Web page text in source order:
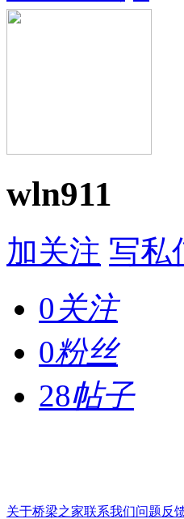
wln911
加关注 写私
0关注
0粉丝
28帖子
关于桥梁之家联系我们问题反